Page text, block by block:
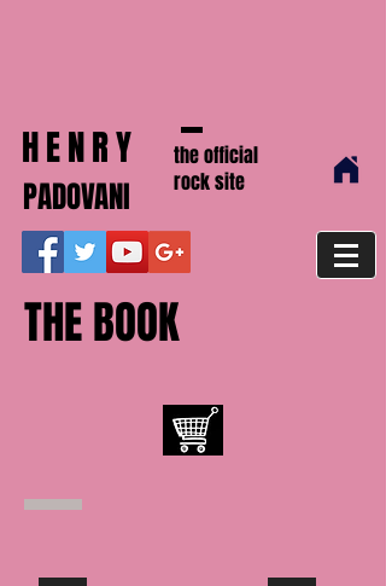
HENRY
the official
rock site
PADOVANI
THE BOOK